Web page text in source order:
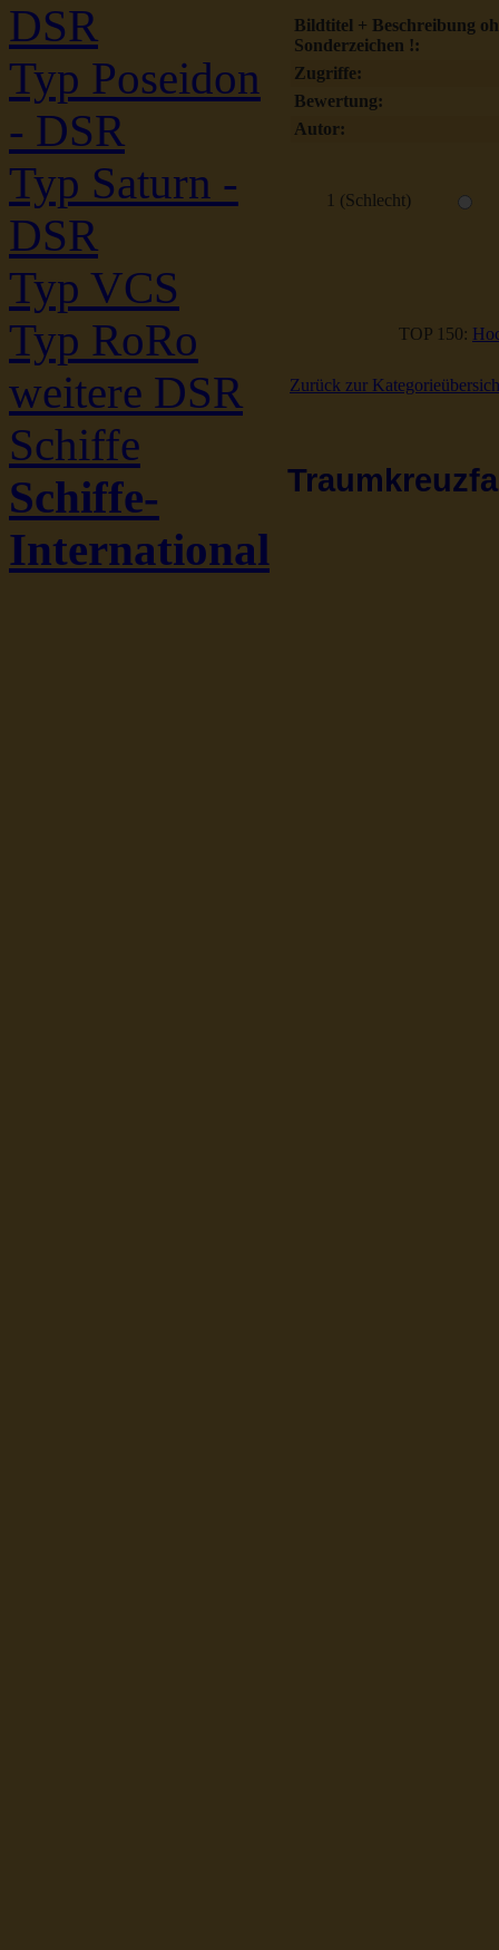
DSR
Typ Poseidon
- DSR
Typ Saturn -
DSR
Typ VCS
Typ RoRo
weitere DSR
Schiffe
Schiffe-
International
Bildtitel + Beschreibung
Sonderzeichen !:
Zugriffe:
Bewertung:
Autor:
1 (Schlecht)
TOP 150:
Zurück zur